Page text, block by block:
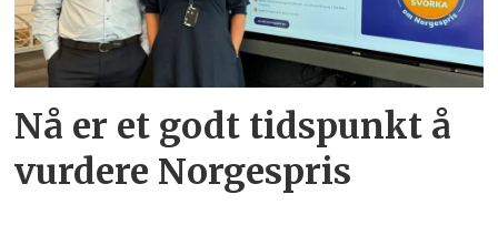
Nå er et godt tidspunkt å
vurdere Norgespris